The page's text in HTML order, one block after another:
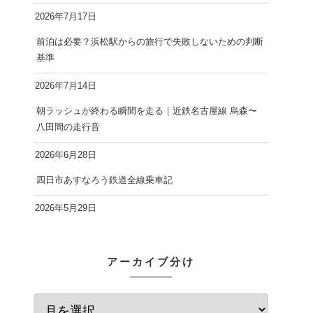
2026年7月17日
前泊は必要？浜松駅からの旅行で失敗しないための判断
基準
2026年7月14日
朝ラッシュが終わる瞬間を走る｜近鉄名古屋線 烏森〜
八田間の走行音
2026年6月28日
四日市あすなろう鉄道全線乗車記
2026年5月29日
アーカイブ分け